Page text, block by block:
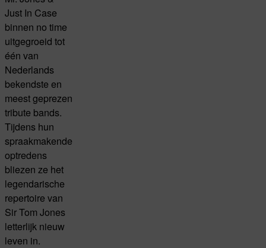
Just In Case
binnen no time
uitgegroeid tot
één van
Nederlands
bekendste en
meest geprezen
tribute bands.
Tijdens hun
spraakmakende
optredens
bliezen ze het
legendarische
repertoire van
Sir Tom Jones
letterlijk nieuw
leven in.